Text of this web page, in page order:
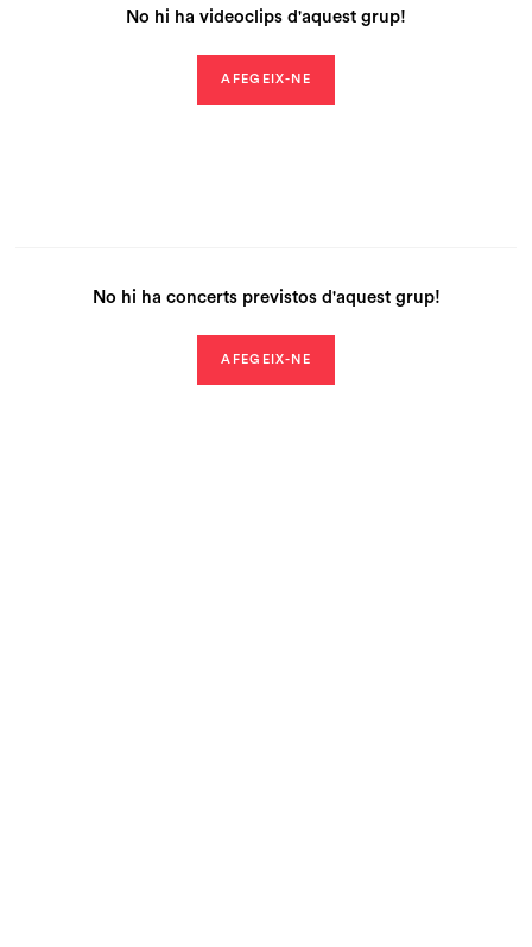
No hi ha videoclips d'aquest grup!
AFEGEIX-NE
No hi ha concerts previstos d'aquest grup!
AFEGEIX-NE